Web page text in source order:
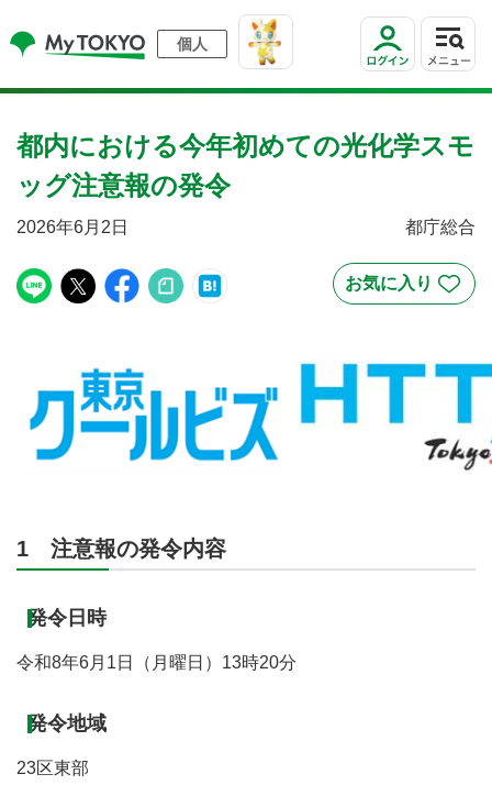
個人
都内における今年初めての光化学スモ
ッグ注意報の発令
2026年6月2日 都庁総合
1 注意報の発令内容
発令日時
令和8年6月1日（月曜日）13時20分
発令地域
23区東部